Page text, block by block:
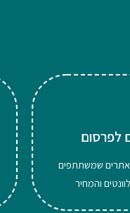
לפרסום
שמשתתפים
והמחיר